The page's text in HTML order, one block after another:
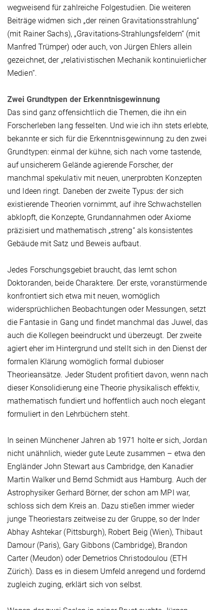
wegweisend für zahlreiche Folgestudien. Die weiteren
Beiträge widmen sich „der reinen Gravitationsstrahlung“
(mit Rainer Sachs), „Gravitations-Strahlungsfeldern“ (mit
Manfred Trümper) oder auch, von Jürgen Ehlers allein
gezeichnet, der „relativistischen Mechanik kontinuierlicher
Medien“.
Zwei Grundtypen der Erkenntnisgewinnung
Das sind ganz offensichtlich die Themen, die ihn ein
Forscherleben lang fesselten. Und wie ich ihn stets erlebte,
bekannte er sich für die Erkenntnisgewinnung zu den zwei
Grundtypen: einmal der kühne, sich nach vorne tastende,
auf unsicherem Gelände agierende Forscher, der
manchmal spekulativ mit neuen, unerprobten Konzepten
und Ideen ringt. Daneben der zweite Typus: der sich
existierende Theorien vornimmt, auf ihre Schwachstellen
abklopft, die Konzepte, Grundannahmen oder Axiome
präzisiert und mathematisch „streng“ als konsistentes
Gebäude mit Satz und Beweis aufbaut.
Jedes Forschungsgebiet braucht, das lernt schon
Doktoranden, beide Charaktere. Der erste, voranstürmende
konfrontiert sich etwa mit neuen, womöglich
widersprüchlichen Beobachtungen oder Messungen, setzt
die Fantasie in Gang und findet manchmal das Juwel, das
auch die Kollegen beeindruckt und überzeugt. Der zweite
agiert eher im Hintergrund und stellt sich in den Dienst der
formalen Klärung womöglich formal dubioser
Theorieansätze. Jeder Student profitiert davon, wenn nach
dieser Konsolidierung eine Theorie physikalisch effektiv,
mathematisch fundiert und hoffentlich auch noch elegant
formuliert in den Lehrbüchern steht.
In seinen Münchener Jahren ab 1971 holte er sich, Jordan
nicht unähnlich, wieder gute Leute zusammen – etwa den
Engländer John Stewart aus Cambridge, den Kanadier
Martin Walker und Bernd Schmidt aus Hamburg. Auch der
Astrophysiker Gerhard Börner, der schon am MPI war,
schloss sich dem Kreis an. Dazu stießen immer wieder
junge Theoriestars zeitweise zu der Gruppe, so der Inder
Abhay Ashtekar (Pittsburgh), Robert Beig (Wien), Thibaut
Damour (Paris), Gary Gibbons (Cambridge), Brandon
Carter (Meudon) oder Demetrios Christodoulou (ETH
Zürich). Dass es in diesem Umfeld anregend und fordernd
zugleich zuging, erklärt sich von selbst.